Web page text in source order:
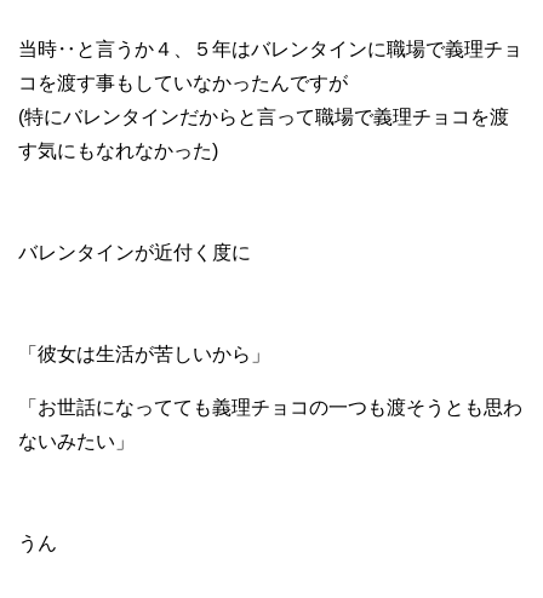
当時‥と言うか４、５年はバレンタインに職場で義理チョ
コを渡す事もしていなかったんですが
(特にバレンタインだからと言って職場で義理チョコを渡
す気にもなれなかった)
バレンタインが近付く度に
「彼女は生活が苦しいから」
「お世話になってても義理チョコの一つも渡そうとも思わ
ないみたい」
うん